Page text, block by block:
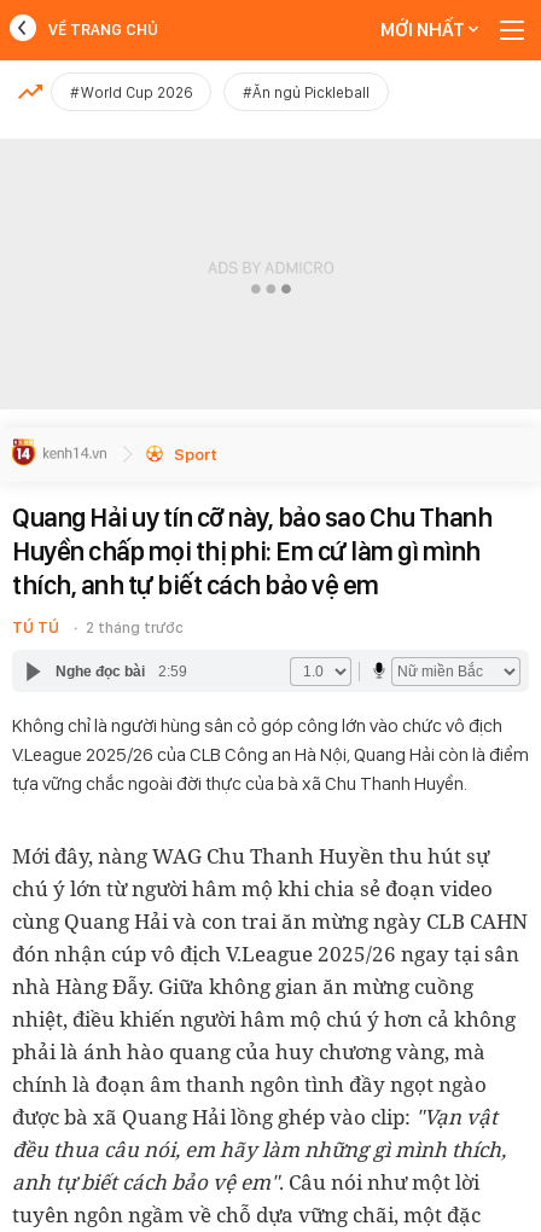
MỚI NHẤT
VỀ TRANG CHỦ MỚI NHẤT
#World Cup 2026 #Ăn ngủ Pickleball
Sport
Quang Hải uy tín cỡ này, bảo sao Chu Thanh
Huyền chấp mọi thị phi: Em cứ làm gì mình
thích, anh tự biết cách bảo vệ em
TÚ TÚ 2 tháng trước
Nghe đọc bài 2:59
Không chỉ là người hùng sân cỏ góp công lớn vào chức vô địch
V.League 2025/26 của CLB Công an Hà Nội, Quang Hải còn là điểm
tựa vững chắc ngoài đời thực của bà xã Chu Thanh Huyền.
Mới đây, nàng WAG Chu Thanh Huyền thu hút sự
chú ý lớn từ người hâm mộ khi chia sẻ đoạn video
cùng Quang Hải và con trai ăn mừng ngày CLB CAHN
đón nhận cúp vô địch V.League 2025/26 ngay tại sân
nhà Hàng Đẫy. Giữa không gian ăn mừng cuồng
nhiệt, điều khiến người hâm mộ chú ý hơn cả không
phải là ánh hào quang của huy chương vàng, mà
chính là đoạn âm thanh ngôn tình đầy ngọt ngào
được bà xã Quang Hải lồng ghép vào clip: "Vạn vật
đều thua câu nói, em hãy làm những gì mình thích,
anh tự biết cách bảo vệ em". Câu nói như một lời
tuyên ngôn ngầm về chỗ dựa vững chãi, một đặc